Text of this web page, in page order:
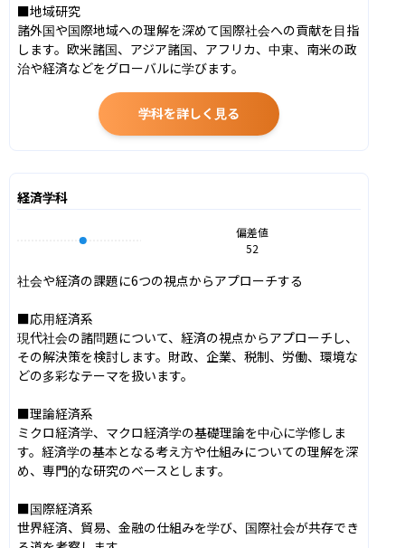
■地域研究
諸外国や国際地域への理解を深めて国際社会への貢献を目指
します。欧米諸国、アジア諸国、アフリカ、中東、南米の政
治や経済などをグローバルに学びます。
学科を詳しく見る
経済学科
偏差値
52
社会や経済の課題に6つの視点からアプローチする
■応用経済系
現代社会の諸問題について、経済の視点からアプローチし、
その解決策を検討します。財政、企業、税制、労働、環境な
どの多彩なテーマを扱います。
■理論経済系
ミクロ経済学、マクロ経済学の基礎理論を中心に学修しま
す。経済学の基本となる考え方や仕組みについての理解を深
め、専門的な研究のベースとします。
■国際経済系
世界経済、貿易、金融の仕組みを学び、国際社会が共存でき